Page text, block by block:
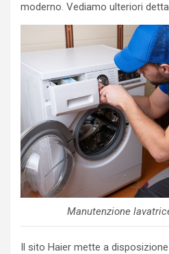
moderno. Vediamo ulteriori
Manutenzione
Il sito Haier mette a